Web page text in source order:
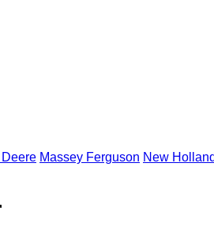
Massey Ferguson New Holland